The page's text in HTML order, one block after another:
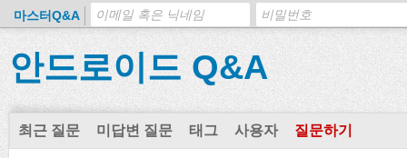
마스터Q&A
안드로이드 Q&A
최근 질문 미답변 질문 태그 사용자 질문하기